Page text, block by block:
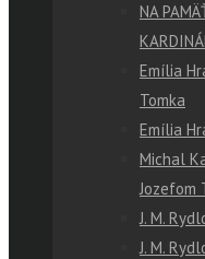
NA
Emília
Tomka
Emília
Michal
Jozefom
J. M.
J. M.